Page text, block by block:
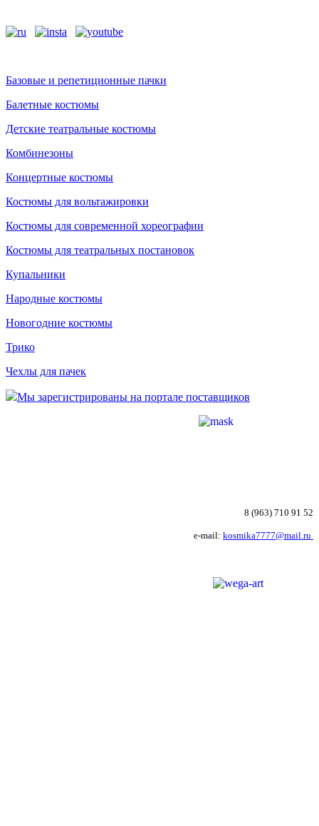
Базовые и репетиционные пачки
Балетные костюмы
Детские театральные костюмы
Комбинезоны
Концертные костюмы
Костюмы для вольтажировки
Костюмы для современной хореографии
Костюмы для театральных постановок
Купальники
Народные костюмы
Новогодние костюмы
Трико
Чехлы для пачек
Мы зарегистрированы на портале поставщиков
8 (963) 710 91 52
e-mail: kosmika7777@mail.ru